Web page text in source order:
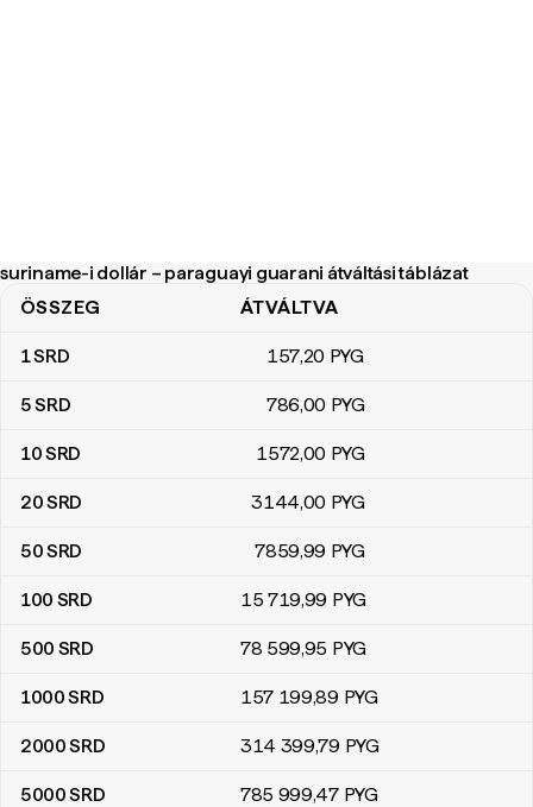
suriname-i dollár – paraguayi guarani átváltási táblázat
suriname-i dollár – paraguayi guarani átváltási táblázat
ÖSSZEG ÁTVÁLTVA
1SRD 157,20 PYG
5SRD 786,00 PYG
10SRD 1572,00 PYG
20SRD 3144,00 PYG
50SRD 7859,99 PYG
100 SRD 15 719,99 PYG
500 SRD 78 599,95 PYG
1000SRD 157 199,89 PYG
2000SRD 314 399,79 PYG
5000SRD 785 999,47 PYG